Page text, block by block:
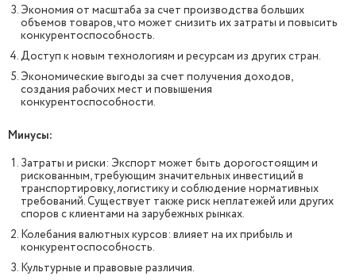
Экономия от масштаба за счет производства больших
объемов товаров, что может снизить их затраты и повысить
конкурентоспособность.
Доступ к новым технологиям и ресурсам из других стран.
Экономические выгоды за счет получения доходов,
создания рабочих мест и повышения
конкурентоспособности.
Минусы:
Затраты и риски: Экспорт может быть дорогостоящим и
рискованным, требующим значительных инвестиций в
транспортировку, логистику и соблюдение нормативных
требований. Существует также риск неплатежей или других
споров с клиентами на зарубежных рынках.
Колебания валютных курсов: влияет на их прибыль и
конкурентоспособность.
Культурные и правовые различия.